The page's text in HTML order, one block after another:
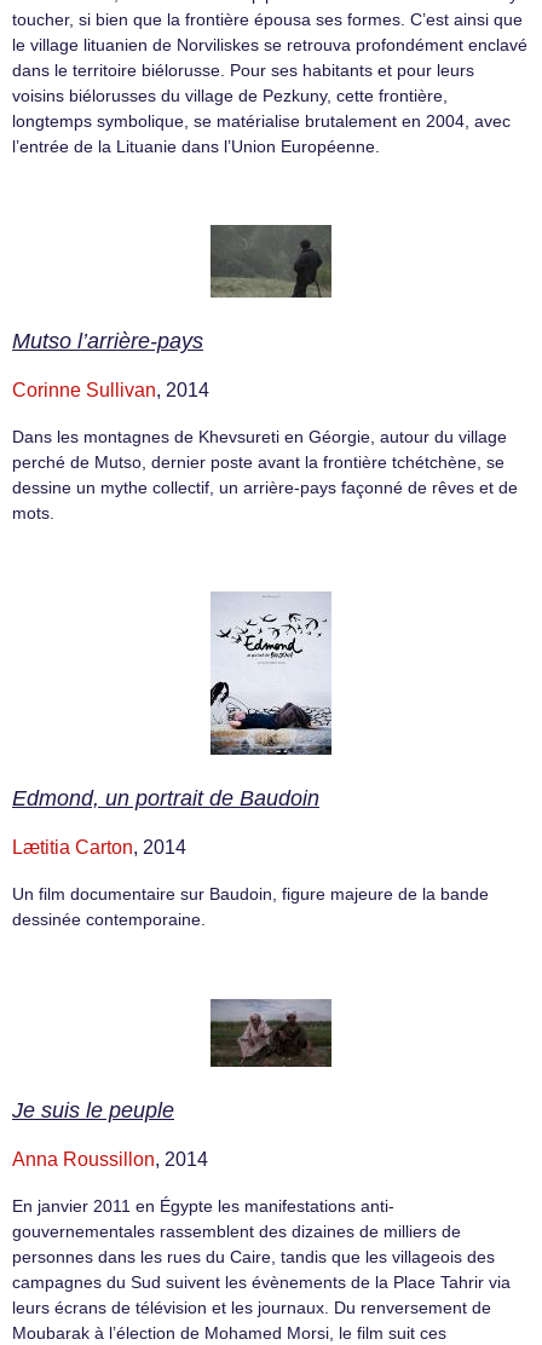
toucher, si bien que la frontière épousa ses formes. C’est ainsi que
le village lituanien de Norviliskes se retrouva profondément enclavé
dans le territoire biélorusse. Pour ses habitants et pour leurs
voisins biélorusses du village de Pezkuny, cette frontière,
longtemps symbolique, se matérialise brutalement en 2004, avec
l’entrée de la Lituanie dans l’Union Européenne.
Mutso l’arrière-pays
Corinne Sullivan, 2014
Dans les montagnes de Khevsureti en Géorgie, autour du village
perché de Mutso, dernier poste avant la frontière tchétchène, se
dessine un mythe collectif, un arrière-pays façonné de rêves et de
mots.
Edmond, un portrait de Baudoin
Lætitia Carton, 2014
Un film documentaire sur Baudoin, figure majeure de la bande
dessinée contemporaine.
Je suis le peuple
Anna Roussillon, 2014
En janvier 2011 en Égypte les manifestations anti-
gouvernementales rassemblent des dizaines de milliers de
personnes dans les rues du Caire, tandis que les villageois des
campagnes du Sud suivent les évènements de la Place Tahrir via
leurs écrans de télévision et les journaux. Du renversement de
Moubarak à l’élection de Mohamed Morsi, le film suit ces